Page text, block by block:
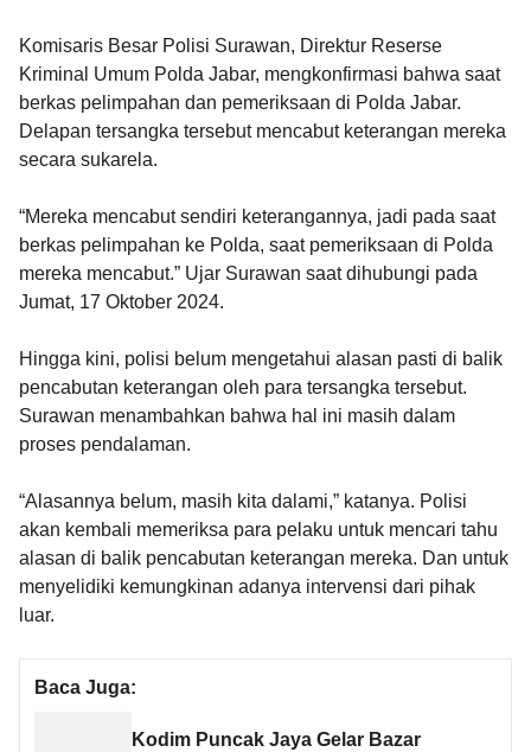
Komisaris Besar Polisi Surawan, Direktur Reserse
Kriminal Umum Polda Jabar, mengkonfirmasi bahwa saat
berkas pelimpahan dan pemeriksaan di Polda Jabar.
Delapan tersangka tersebut mencabut keterangan mereka
secara sukarela.
“Mereka mencabut sendiri keterangannya, jadi pada saat
berkas pelimpahan ke Polda, saat pemeriksaan di Polda
mereka mencabut.” Ujar Surawan saat dihubungi pada
Jumat, 17 Oktober 2024.
Hingga kini, polisi belum mengetahui alasan pasti di balik
pencabutan keterangan oleh para tersangka tersebut.
Surawan menambahkan bahwa hal ini masih dalam
proses pendalaman.
“Alasannya belum, masih kita dalami,” katanya. Polisi
akan kembali memeriksa para pelaku untuk mencari tahu
alasan di balik pencabutan keterangan mereka. Dan untuk
menyelidiki kemungkinan adanya intervensi dari pihak
luar.
Baca Juga:
Kodim Puncak Jaya Gelar Bazar